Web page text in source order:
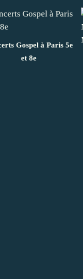
Gospel à Paris 5e
et 8e